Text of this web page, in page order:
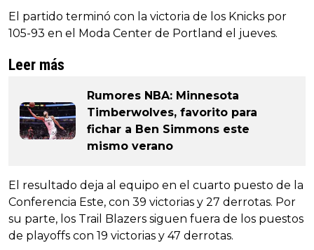
El partido terminó con la victoria de los Knicks por
105-93 en el Moda Center de Portland el jueves.
Leer más
Rumores NBA: Minnesota
Timberwolves, favorito para
fichar a Ben Simmons este
mismo verano
El resultado deja al equipo en el cuarto puesto de la
Conferencia Este, con 39 victorias y 27 derrotas. Por
su parte, los Trail Blazers siguen fuera de los puestos
de playoffs con 19 victorias y 47 derrotas.